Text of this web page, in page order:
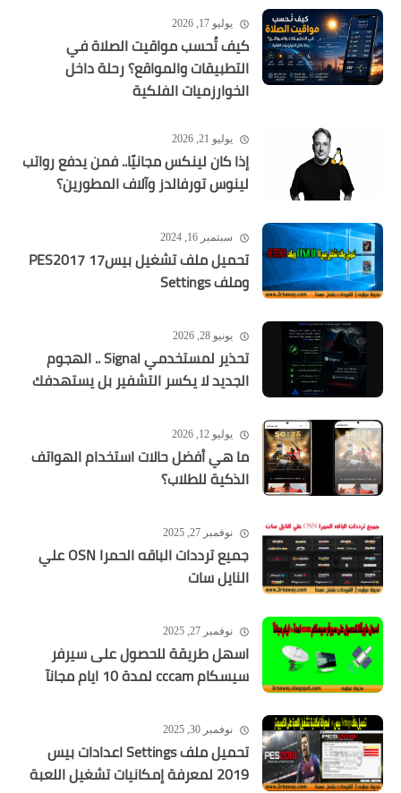
يوليو 17, 2026
كيف تُحسب مواقيت الصلاة في
التطبيقات والمواقع؟ رحلة داخل
الخوارزميات الفلكية
يوليو 21, 2026
إذا كان لينكس مجانيًا.. فمن يدفع رواتب
لينوس تورفالدز وآلاف المطورين؟
سبتمبر 16, 2024
تحميل ملف تشغيل بيس17 PES2017
وملف Settings
يونيو 28, 2026
تحذير لمستخدمي Signal .. الهجوم
الجديد لا يكسر التشفير بل يستهدفك
يوليو 12, 2026
ما هي أفضل حالات استخدام الهواتف
الذكية للطلاب؟
نوفمبر 27, 2025
جميع ترددات الباقه الحمرا OSN علي
النايل سات
نوفمبر 27, 2025
اسهل طريقة للحصول على سيرفر
سيسكام cccam لمدة 10 ايام مجانآ
نوفمبر 30, 2025
تحميل ملف Settings اعدادات بيس
2019 لمعرفة إمكانيات تشغيل اللعبة